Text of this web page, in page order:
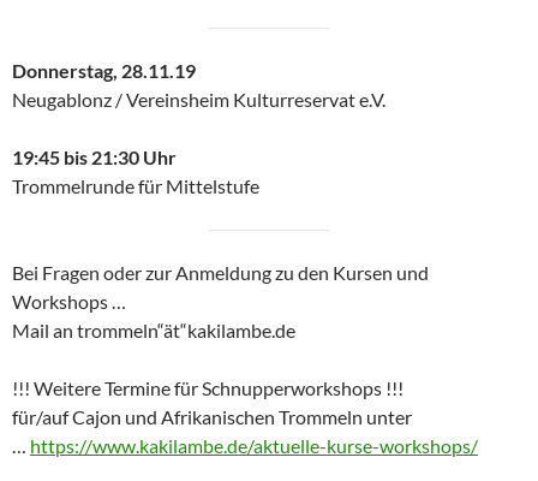
Donnerstag, 28.11.19
Neugablonz / Vereinsheim Kulturreservat e.V.
19:45 bis 21:30 Uhr
Trommelrunde für Mittelstufe
Bei Fragen oder zur Anmeldung zu den Kursen und
Workshops …
Mail an trommeln“ät“kakilambe.de
!!! Weitere Termine für Schnupperworkshops !!!
für/auf Cajon und Afrikanischen Trommeln unter
https://www.kakilambe.de/aktuelle-kurse-workshops/